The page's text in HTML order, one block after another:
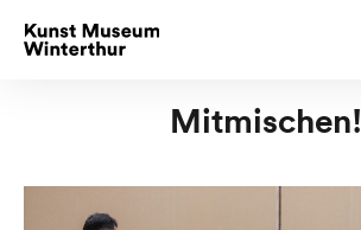
Mitmischen!